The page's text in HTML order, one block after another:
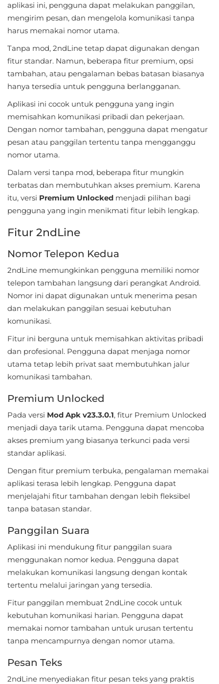
Standalone
Story-
Driven
Trivia
Word
Apps
Art
&
Design
Auto
Vehicles
Books
&
Reference
Buku
&
Referensi
Communication
Dating
Education
Emulator
Events
Finance
Food
&
Drink
Health
aplikasi ini, pengguna dapat melakukan panggilan,
mengirim pesan, dan mengelola komunikasi tanpa
harus memakai nomor utama.
Tanpa mod, 2ndLine tetap dapat digunakan dengan
fitur standar. Namun, beberapa fitur premium, opsi
tambahan, atau pengalaman bebas batasan biasanya
hanya tersedia untuk pengguna berlangganan.
Aplikasi ini cocok untuk pengguna yang ingin
memisahkan komunikasi pribadi dan pekerjaan.
Dengan nomor tambahan, pengguna dapat mengatur
pesan atau panggilan tertentu tanpa mengganggu
nomor utama.
Dalam versi tanpa mod, beberapa fitur mungkin
terbatas dan membutuhkan akses premium. Karena
itu, versi Premium Unlocked menjadi pilihan bagi
pengguna yang ingin menikmati fitur lebih lengkap.
Fitur 2ndLine
Nomor Telepon Kedua
2ndLine memungkinkan pengguna memiliki nomor
telepon tambahan langsung dari perangkat Android.
Nomor ini dapat digunakan untuk menerima pesan
dan melakukan panggilan sesuai kebutuhan
komunikasi.
Fitur ini berguna untuk memisahkan aktivitas pribadi
dan profesional. Pengguna dapat menjaga nomor
utama tetap lebih privat saat membutuhkan jalur
komunikasi tambahan.
Premium Unlocked
Pada versi Mod Apk v23.3.0.1, fitur Premium Unlocked
menjadi daya tarik utama. Pengguna dapat mencoba
akses premium yang biasanya terkunci pada versi
standar aplikasi.
Dengan fitur premium terbuka, pengalaman memakai
aplikasi terasa lebih lengkap. Pengguna dapat
menjelajahi fitur tambahan dengan lebih fleksibel
tanpa batasan standar.
Panggilan Suara
Aplikasi ini mendukung fitur panggilan suara
menggunakan nomor kedua. Pengguna dapat
melakukan komunikasi langsung dengan kontak
tertentu melalui jaringan yang tersedia.
Fitur panggilan membuat 2ndLine cocok untuk
kebutuhan komunikasi harian. Pengguna dapat
memakai nomor tambahan untuk urusan tertentu
tanpa mencampurnya dengan nomor utama.
Pesan Teks
2ndLine menyediakan fitur pesan teks yang praktis